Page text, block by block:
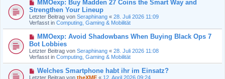
a
g
B
e
i
t
r
a
g
e
u
e
r
B
i
t
r
g
MMOexp: Buy Madden 27 Coins the Smart Way and
Strengthen Your Lineup
Letzter Beitrag von Seraphinang « 28. Juli 2026 11:09
Verfasst in Computing, Gaming & Mobilität
N
u
e
r
B
e
i
MMOexp: Avoid Shadowbans When Buying Black Ops 7
Bot Lobbies
Letzter Beitrag von Seraphinang « 28. Juli 2026 11:08
Verfasst in Computing, Gaming & Mobilität
N
e
Welches Smartphone habt ihr im Einsatz?
Letzter Beitrag von theXME « 12. April 2026 09:24